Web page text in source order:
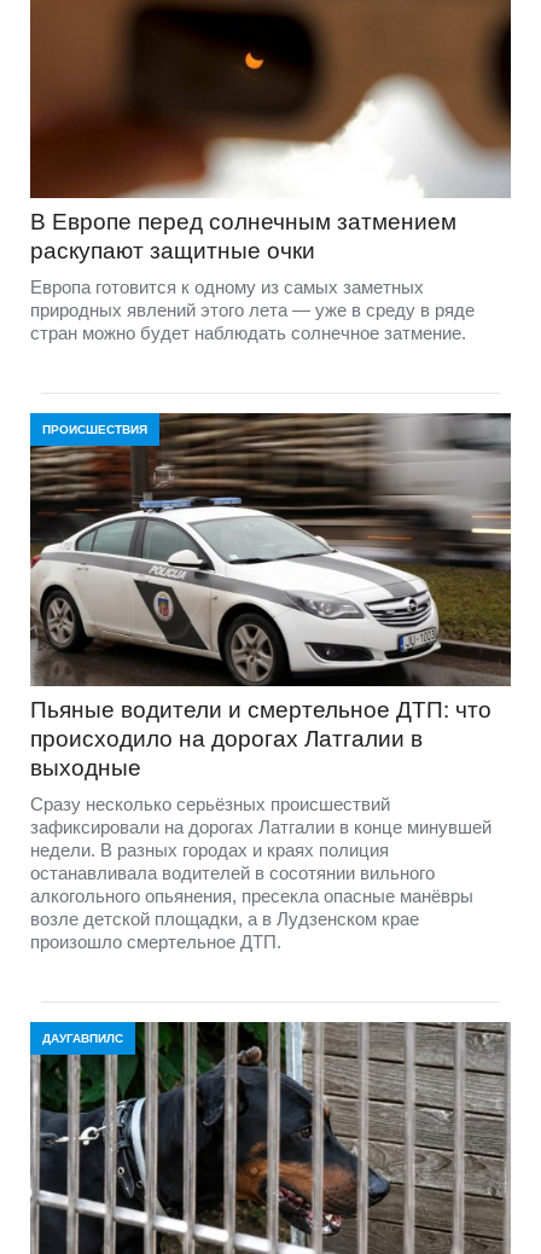
В Европе перед солнечным затмением
раскупают защитные очки
Европа готовится к одному из самых заметных
природных явлений этого лета — уже в среду в ряде
стран можно будет наблюдать солнечное затмение.
ПРОИСШЕСТВИЯ
Пьяные водители и смертельное ДТП: что
происходило на дорогах Латгалии в
выходные
Сразу несколько серьёзных происшествий
зафиксировали на дорогах Латгалии в конце минувшей
недели. В разных городах и краях полиция
останавливала водителей в сосотянии вильного
алкогольного опьянения, пресекла опасные манёвры
возле детской площадки, а в Лудзенском крае
произошло смертельное ДТП.
ДАУГАВПИЛС